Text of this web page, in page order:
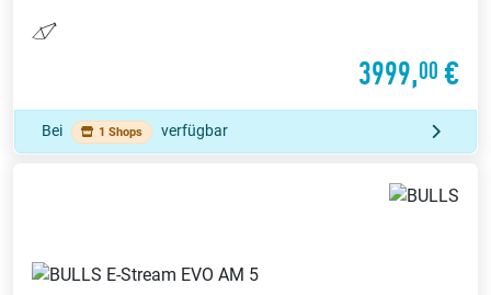
3999,00 €
Bei 1 Shops verfügbar